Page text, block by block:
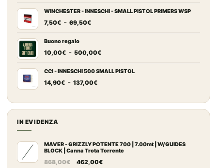
prezzo:
da
67,00€
WINCHESTER - INNESCHI - SMALL PISTOL PRIMERS WSP
7,50€ - 69,50€Fascia
da
a
69,50€
Buono regalo
10,00€ - 500,00€Fascia
prezzo:
a
500,00€
CCI - INNESCHI 500 SMALL PISTOL
14,90€ - 137,00€Fascia
prezzo:
da
137,00€
IN EVIDENZA
MAVER - GRIZZLY POTENTE 700 | 7.00mt | W/GUIDES
BLOCK | Canna Trota Torrente
868,00€
Il
462,00€Il